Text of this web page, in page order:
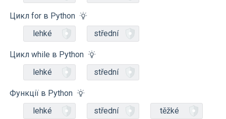
Цикл for в Python
lehké
střední
Цикл while в Python
lehké
střední
Функції в Python
lehké
střední těžké